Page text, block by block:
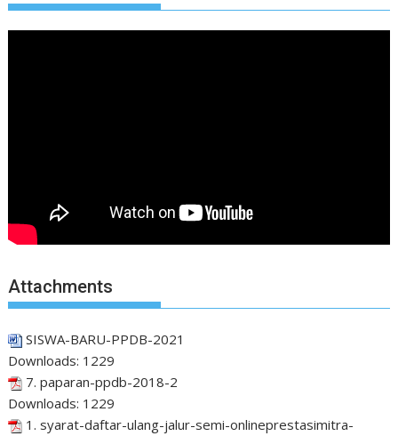
Attachments
SISWA-BARU-PPDB-2021
Downloads: 1229
7. paparan-ppdb-2018-2
Downloads: 1229
1. syarat-daftar-ulang-jalur-semi-onlineprestasimitra-